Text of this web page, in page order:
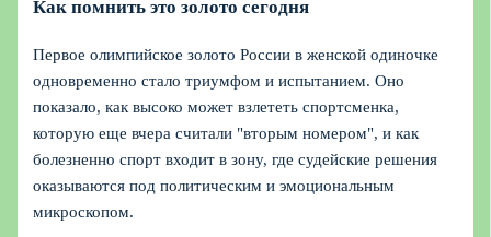
Как помнить это золото сегодня
Первое олимпийское золото России в женской одиночке
одновременно стало триумфом и испытанием. Оно
показало, как высоко может взлететь спортсменка,
которую еще вчера считали "вторым номером", и как
болезненно спорт входит в зону, где судейские решения
оказываются под политическим и эмоциональным
микроскопом.